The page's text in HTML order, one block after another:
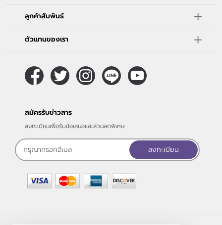
ลูกค้าสัมพันธ์
ตัวแทนของเรา
สมัครรับข่าวสาร
ลงทะเบียนเพื่อรับข้อเสนอและส่วนลดพิเศษ
ลงทะเบียน